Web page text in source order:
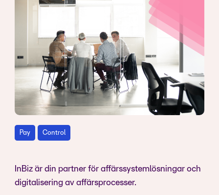
Pay Control
InBiz är din partner för affärssystemlösningar och
digitalisering av affärsprocesser.